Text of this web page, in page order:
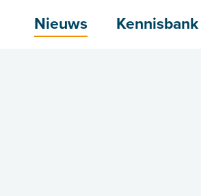
Nieuws Kennisbank